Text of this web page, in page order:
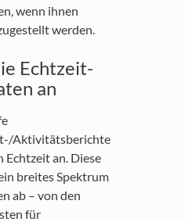
wenn ihnen
werden.
Echtzeit-
an
Aktivitätsberichte
Echtzeit an. Diese
breites Spektrum
ab – von den
für